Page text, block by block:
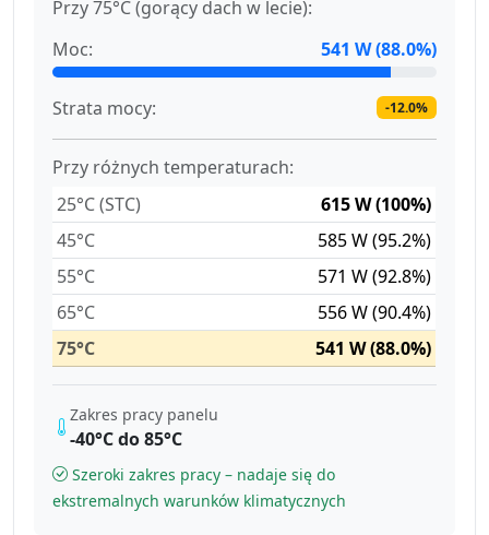
Przy 75°C (gorący dach w lecie):
Moc:
541 W (88.0%)
Strata mocy: -12.0%
Przy różnych temperaturach:
25°C (STC)
615 W (100%)
45°C
585 W (95.2%)
55°C
571 W (92.8%)
65°C
556 W (90.4%)
75°C
541 W (88.0%)
Zakres pracy panelu
-40°C do 85°C
Szeroki zakres pracy – nadaje się do
ekstremalnych warunków klimatycznych